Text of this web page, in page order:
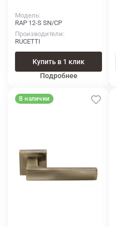
Модель
RAP 12-S SN/CP
Производители
RUCETTI
Купить в 1 клик
Подробнее
В наличии